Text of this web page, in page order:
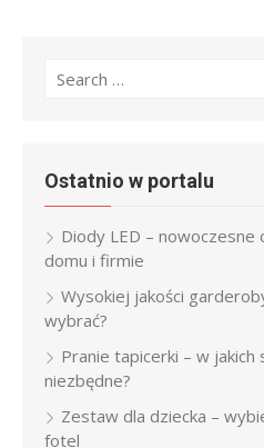
Search
Ostatnio w portalu
Diody LED –
domu i firmie
Wysokiej jakości
wybrać?
Pranie tapicerki – w
niezbędne?
Zestaw dla dziecka –
fotel